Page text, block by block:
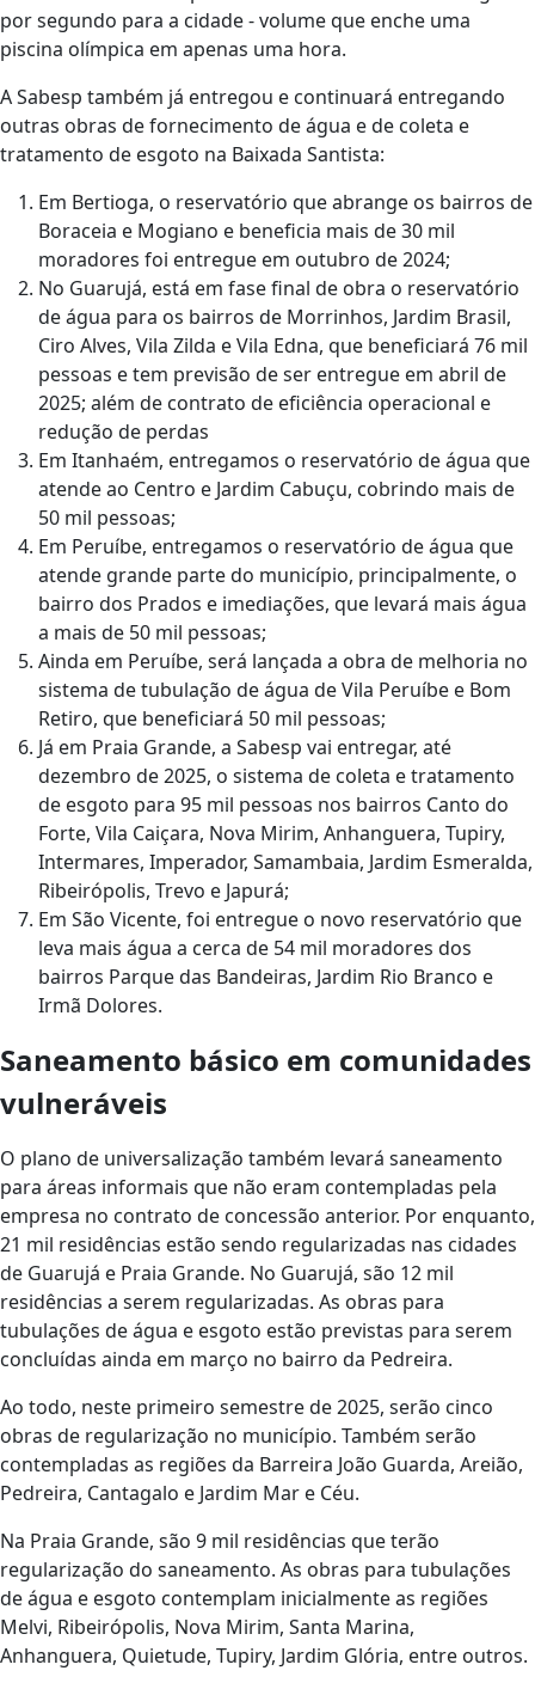
por segundo para a cidade - volume que enche uma
piscina olímpica em apenas uma hora.
A Sabesp também já entregou e continuará entregando
outras obras de fornecimento de água e de coleta e
tratamento de esgoto na Baixada Santista:
Em Bertioga, o reservatório que abrange os bairros de
Boraceia e Mogiano e beneficia mais de 30 mil
moradores foi entregue em outubro de 2024;
No Guarujá, está em fase final de obra o reservatório
de água para os bairros de Morrinhos, Jardim Brasil,
Ciro Alves, Vila Zilda e Vila Edna, que beneficiará 76 mil
pessoas e tem previsão de ser entregue em abril de
2025; além de contrato de eficiência operacional e
redução de perdas
Em Itanhaém, entregamos o reservatório de água que
atende ao Centro e Jardim Cabuçu, cobrindo mais de
50 mil pessoas;
Em Peruíbe, entregamos o reservatório de água que
atende grande parte do município, principalmente, o
bairro dos Prados e imediações, que levará mais água
a mais de 50 mil pessoas;
Ainda em Peruíbe, será lançada a obra de melhoria no
sistema de tubulação de água de Vila Peruíbe e Bom
Retiro, que beneficiará 50 mil pessoas;
Já em Praia Grande, a Sabesp vai entregar, até
dezembro de 2025, o sistema de coleta e tratamento
de esgoto para 95 mil pessoas nos bairros Canto do
Forte, Vila Caiçara, Nova Mirim, Anhanguera, Tupiry,
Intermares, Imperador, Samambaia, Jardim Esmeralda,
Ribeirópolis, Trevo e Japurá;
Em São Vicente, foi entregue o novo reservatório que
leva mais água a cerca de 54 mil moradores dos
bairros Parque das Bandeiras, Jardim Rio Branco e
Irmã Dolores.
Saneamento básico em comunidades
vulneráveis
O plano de universalização também levará saneamento
para áreas informais que não eram contempladas pela
empresa no contrato de concessão anterior. Por enquanto,
21 mil residências estão sendo regularizadas nas cidades
de Guarujá e Praia Grande. No Guarujá, são 12 mil
residências a serem regularizadas. As obras para
tubulações de água e esgoto estão previstas para serem
concluídas ainda em março no bairro da Pedreira.
Ao todo, neste primeiro semestre de 2025, serão cinco
obras de regularização no município. Também serão
contempladas as regiões da Barreira João Guarda, Areião,
Pedreira, Cantagalo e Jardim Mar e Céu.
Na Praia Grande, são 9 mil residências que terão
regularização do saneamento. As obras para tubulações
de água e esgoto contemplam inicialmente as regiões
Melvi, Ribeirópolis, Nova Mirim, Santa Marina,
Anhanguera, Quietude, Tupiry, Jardim Glória, entre outros.